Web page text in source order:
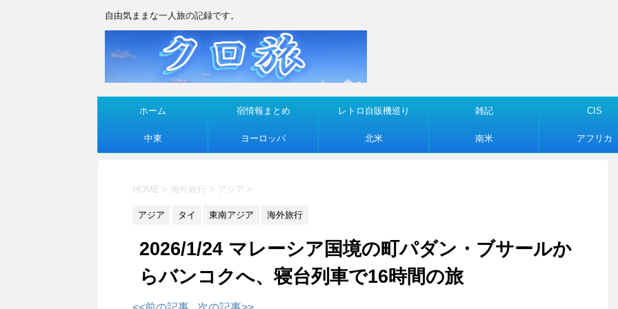
自由気ままな一人旅の記録です。
ホーム 宿情報まとめ レトロ自販機巡り 雑記 CIS
中東 ヨーロッパ 北米 南米 アフリカ
HOME > 海外旅行 > アジア >
アジア タイ 東南アジア 海外旅行
2026/1/24 マレーシア国境の町パダン・ブサールか
らバンコクへ、寝台列車で16時間の旅